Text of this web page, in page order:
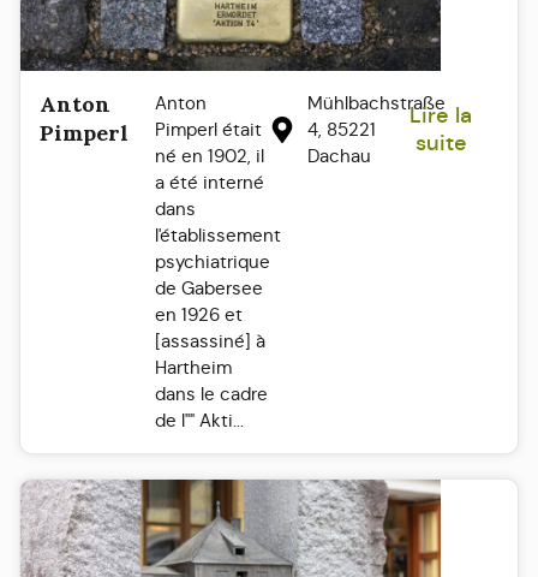
Anton
Pimperl
Anton
Pimperl était
né en 1902, il
a été interné
dans
l'établissement
psychiatrique
de Gabersee
en 1926 et
[assassiné] à
Hartheim
dans le cadre
de l"" Akti...
Mühlbachstraße
4, 85221
Dachau
Lire la
suite